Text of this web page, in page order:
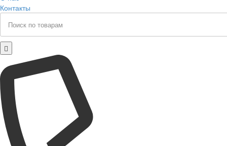
Контакты